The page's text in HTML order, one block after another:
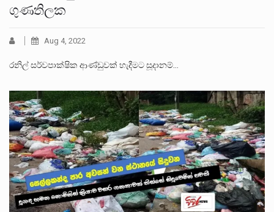
ගුණතිලක
Aug 4, 2022
රනිල් සර්වපාක්ෂික ආණ්ඩුවක් හැදීමට සූදානම්…